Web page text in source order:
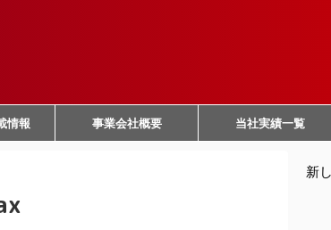
情報 事業会社概要 当社実績一覧
新